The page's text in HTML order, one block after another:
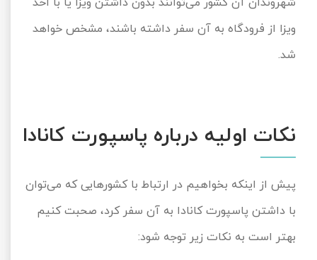
ویزا از فرودگاه به آن سفر داشته باشند، مشخص خواهد
شد.
نکات اولیه درباره پاسپورت کانادا
پیش از اینکه بخواهیم در ارتباط با کشورهایی که می‌توان
با داشتن پاسپورت کانادا به آن سفر کرد، صحبت کنیم
بهتر است به نکات زیر توجه شود:
تور سوباتان
تور کاشان
تور ترکمن صحرا
تور آفرود